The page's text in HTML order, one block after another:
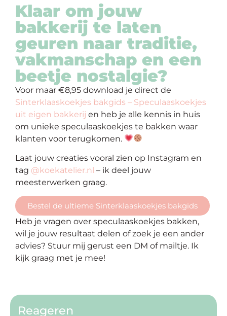
Klaar om jouw
bakkerij te laten
geuren naar traditie,
vakmanschap en een
beetje nostalgie?
Voor maar €8,95 download je direct de
Sinterklaaskoekjes bakgids – Speculaaskoekjes
uit eigen bakkerij en heb je alle kennis in huis
om unieke speculaaskoekjes te bakken waar
klanten voor terugkomen.
Laat jouw creaties vooral zien op Instagram en
tag @koekatelier.nl – ik deel jouw
meesterwerken graag.
Bestel de ultieme Sinterklaaskoekjes bakgids
Heb je vragen over speculaaskoekjes bakken,
wil je jouw resultaat delen of zoek je een ander
advies? Stuur mij gerust een DM of mailtje. Ik
kijk graag met je mee!
Reageren